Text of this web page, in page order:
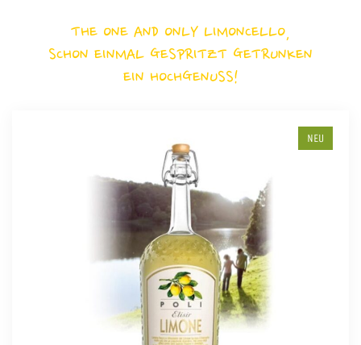
THE ONE AND ONLY LIMONCELLO,
SCHON EINMAL GESPRITZT GETRUNKEN
EIN HOCHGENUSS!
NEU